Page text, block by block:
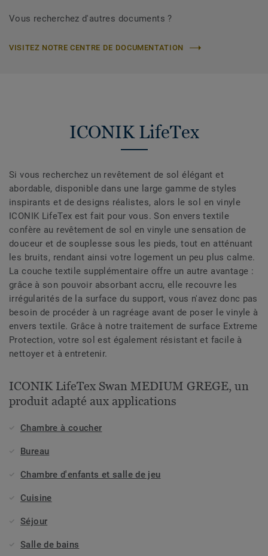
Vous recherchez d'autres documents ?
VISITEZ NOTRE CENTRE DE DOCUMENTATION
ICONIK LifeTex
Si vous recherchez un revêtement de sol élégant et
abordable, disponible dans une large gamme de styles
inspirants et de designs réalistes, alors le sol en vinyle
ICONIK LifeTex est fait pour vous. Son envers textile
confère au revêtement de sol en vinyle une sensation de
douceur et de souplesse sous les pieds, tout en atténuant
les bruits, rendant ainsi votre logement un peu plus calme.
La couche textile supplémentaire offre un autre avantage :
grâce à son pouvoir absorbant accru, elle recouvre les
irrégularités de la surface du support, vous n'avez donc pas
besoin de procéder à un ragréage avant de poser le vinyle à
envers textile. Grâce à notre traitement de surface Extreme
Protection, votre sol est également résistant et facile à
nettoyer et à entretenir.
ICONIK LifeTex Swan MEDIUM GREGE, un
produit adapté aux applications
Chambre à coucher
Bureau
Chambre d'enfants et salle de jeu
Cuisine
Séjour
Salle de bains